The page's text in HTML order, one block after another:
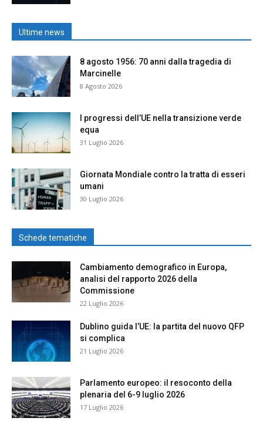
Ultime news
8 agosto 1956: 70 anni dalla tragedia di
Marcinelle
8 Agosto 2026
I progressi dell’UE nella transizione verde
equa
31 Luglio 2026
Giornata Mondiale contro la tratta di esseri
umani
30 Luglio 2026
Schede tematiche
Cambiamento demografico in Europa,
analisi del rapporto 2026 della
Commissione
22 Luglio 2026
Dublino guida l’UE: la partita del nuovo QFP
si complica
21 Luglio 2026
Parlamento europeo: il resoconto della
plenaria del 6-9 luglio 2026
17 Luglio 2026